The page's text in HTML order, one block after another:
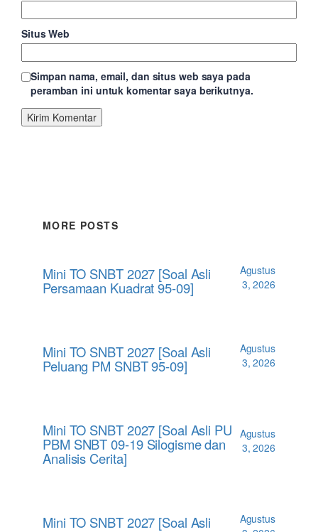
Situs Web
Simpan nama, email, dan situs web saya pada
peramban ini untuk komentar saya berikutnya.
MORE POSTS
Mini TO SNBT 2027 [Soal Asli
Persamaan Kuadrat 95-09]
Agustus
3, 2026
Mini TO SNBT 2027 [Soal Asli
Peluang PM SNBT 95-09]
Agustus
3, 2026
Mini TO SNBT 2027 [Soal Asli PU
PBM SNBT 09-19 Silogisme dan
Analisis Cerita]
Agustus
3, 2026
Mini TO SNBT 2027 [Soal Asli
Agustus